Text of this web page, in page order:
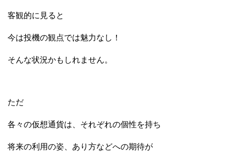
客観的に見ると
今は投機の観点では魅力なし！
そんな状況かもしれません。
ただ
各々の仮想通貨は、それぞれの個性を持ち
将来の利用の姿、あり方などへの期待が